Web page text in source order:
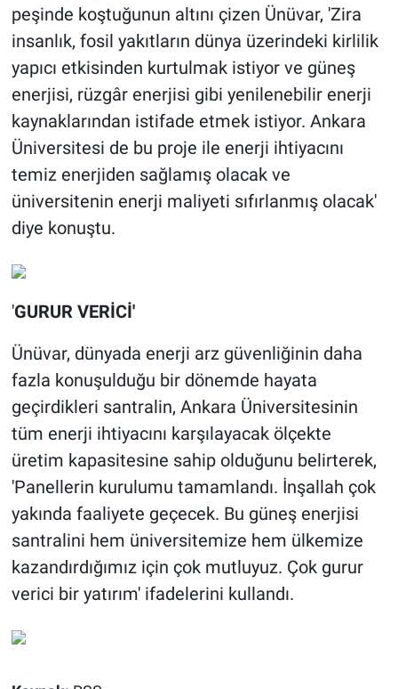
peşinde koştuğunun altını çizen Ünüvar, 'Zira
insanlık, fosil yakıtların dünya üzerindeki kirlilik
yapıcı etkisinden kurtulmak istiyor ve güneş
enerjisi, rüzgâr enerjisi gibi yenilenebilir enerji
kaynaklarından istifade etmek istiyor. Ankara
Üniversitesi de bu proje ile enerji ihtiyacını
temiz enerjiden sağlamış olacak ve
üniversitenin enerji maliyeti sıfırlanmış olacak'
diye konuştu.
'GURUR VERİCİ'
Ünüvar, dünyada enerji arz güvenliğinin daha
fazla konuşulduğu bir dönemde hayata
geçirdikleri santralin, Ankara Üniversitesinin
tüm enerji ihtiyacını karşılayacak ölçekte
üretim kapasitesine sahip olduğunu belirterek,
'Panellerin kurulumu tamamlandı. İnşallah çok
yakında faaliyete geçecek. Bu güneş enerjisi
santralini hem üniversitemize hem ülkemize
kazandırdığımız için çok mutluyuz. Çok gurur
verici bir yatırım' ifadelerini kullandı.